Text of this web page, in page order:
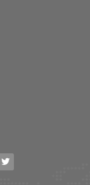
น้ำครบวงจรในพื้นที่ EEC
พื่อร่วมกันศึกษา
ปรุงคุณภาพน้ำ (Water
ปแบบการดำเนินงาน
การขยายตัวของ
ำเสีย กล่าวถึงภารกิจ
นาเมืองอย่างยั่งยืน
อุดล กรรมการผู้อำนวย